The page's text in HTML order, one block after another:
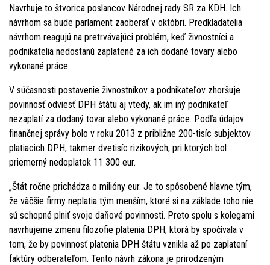
Navrhuje to štvorica poslancov Národnej rady SR za KDH. Ich
návrhom sa bude parlament zaoberať v októbri. Predkladatelia
návrhom reagujú na pretrvávajúci problém, keď živnostníci a
podnikatelia nedostanú zaplatené za ich dodané tovary alebo
vykonané práce.
V súčasnosti postavenie živnostníkov a podnikateľov zhoršuje
povinnosť odviesť DPH štátu aj vtedy, ak im iný podnikateľ
nezaplatí za dodaný tovar alebo vykonané práce. Podľa údajov
finančnej správy bolo v roku 2013 z približne 200-tisíc subjektov
platiacich DPH, takmer dvetisíc rizikových, pri ktorých bol
priemerný nedoplatok 11 300 eur.
„Štát ročne prichádza o milióny eur. Je to spôsobené hlavne tým,
že väčšie firmy neplatia tým menším, ktoré si na základe toho nie
sú schopné plniť svoje daňové povinnosti. Preto spolu s kolegami
navrhujeme zmenu filozofie platenia DPH, ktorá by spočívala v
tom, že by povinnosť platenia DPH štátu vznikla až po zaplatení
faktúry odberateľom. Tento návrh zákona je prirodzeným